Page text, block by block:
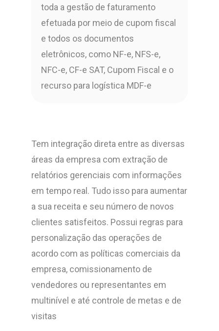
toda a gestão de faturamento
efetuada por meio de cupom fiscal
e todos os documentos
eletrônicos, como NF-e, NFS-e,
NFC-e, CF-e SAT, Cupom Fiscal e o
recurso para logística MDF-e
Tem integração direta entre as diversas
áreas da empresa com extração de
relatórios gerenciais com informações
em tempo real. Tudo isso para aumentar
a sua receita e seu número de novos
clientes satisfeitos. Possui regras para
personalização das operações de
acordo com as políticas comerciais da
empresa, comissionamento de
vendedores ou representantes em
multinível e até controle de metas e de
visitas